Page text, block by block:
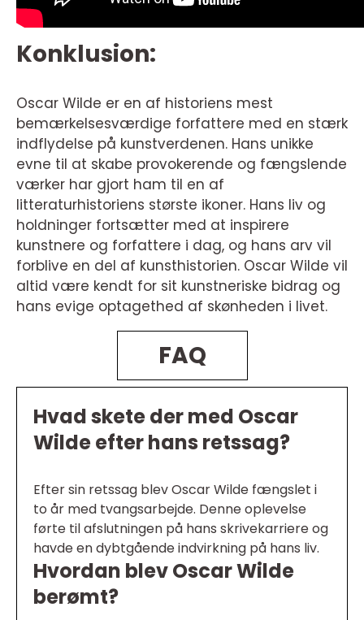
Konklusion:
Oscar Wilde er en af historiens mest
bemærkelsesværdige forfattere med en stærk
indflydelse på kunstverdenen. Hans unikke
evne til at skabe provokerende og fængslende
værker har gjort ham til en af
litteraturhistoriens største ikoner. Hans liv og
holdninger fortsætter med at inspirere
kunstnere og forfattere i dag, og hans arv vil
forblive en del af kunsthistorien. Oscar Wilde vil
altid være kendt for sit kunstneriske bidrag og
hans evige optagethed af skønheden i livet.
FAQ
Hvad skete der med Oscar
Wilde efter hans retssag?
Efter sin retssag blev Oscar Wilde fængslet i
to år med tvangsarbejde. Denne oplevelse
førte til afslutningen på hans skrivekarriere og
havde en dybtgående indvirkning på hans liv.
Hvordan blev Oscar Wilde
berømt?